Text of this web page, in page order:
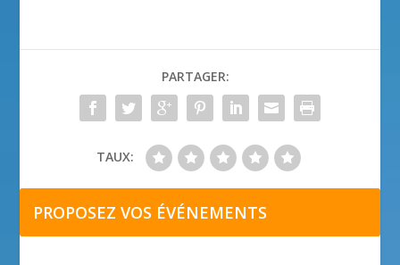
PARTAGER:
TAUX:
PROPOSEZ VOS ÉVÉNEMENTS